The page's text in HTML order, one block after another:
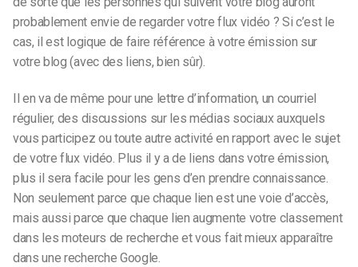
probablement envie de regarder votre flux vidéo ? Si c’est le
cas, il est logique de faire référence à votre émission sur
votre blog (avec des liens, bien sûr).
Il en va de même pour une lettre d’information, un courriel
régulier, des discussions sur les médias sociaux auxquels
vous participez ou toute autre activité en rapport avec le sujet
de votre flux vidéo. Plus il y a de liens dans votre émission,
plus il sera facile pour les gens d’en prendre connaissance.
Non seulement parce que chaque lien est une voie d’accès,
mais aussi parce que chaque lien augmente votre classement
dans les moteurs de recherche et vous fait mieux apparaître
dans une recherche Google.